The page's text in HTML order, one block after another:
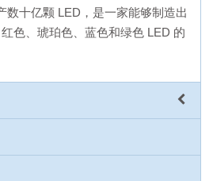
数十亿颗 LED，是一家能够制造出
色、琥珀色、蓝色和绿色 LED 的